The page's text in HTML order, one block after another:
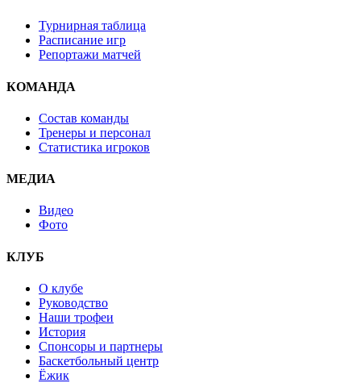
Турнирная таблица
Расписание игр
Репортажи матчей
КОМАНДА
Состав команды
Тренеры и персонал
Статистика игроков
МЕДИА
Видео
Фото
КЛУБ
О клубе
Руководство
Наши трофеи
История
Спонсоры и партнеры
Баскетбольный центр
Ёжик